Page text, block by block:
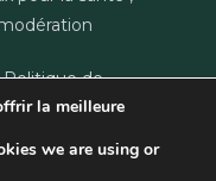
Politique de
–
la meilleure
we are using or